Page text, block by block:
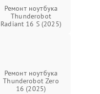
Ремонт ноутбука
Thunderobot
Radiant 16 S (2025)
Ремонт ноутбука
Thunderobot Zero
16 (2025)